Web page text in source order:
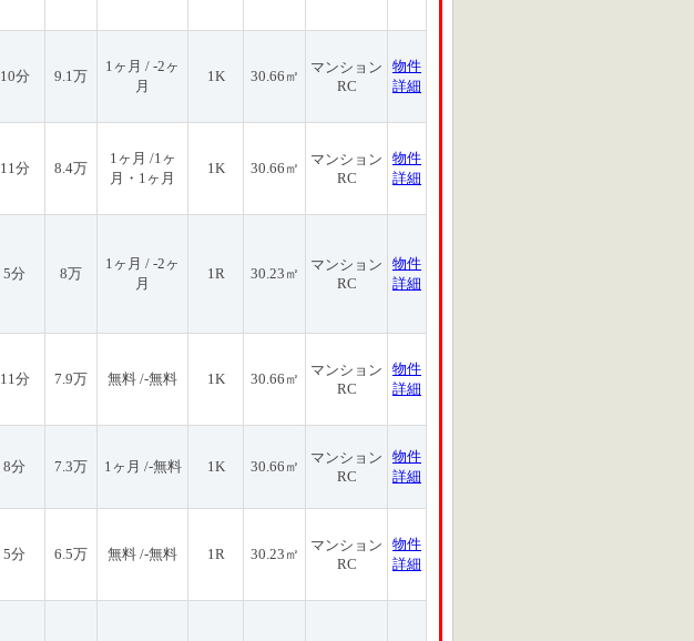
10分 9.1万
1ヶ月 / -2ヶ
月
1K 30.66㎡
マンション
RC
物件
詳細
11分 8.4万
1ヶ月 /1ヶ
月・1ヶ月
1K 30.66㎡
マンション
RC
物件
詳細
5分 8万
1ヶ月 / -2ヶ
月
1R 30.23㎡
マンション
RC
物件
詳細
11分 7.9万 無料 /-無料 1K 30.66㎡
マンション
RC
物件
詳細
8分 7.3万 1ヶ月 /-無料 1K 30.66㎡
マンション
RC
物件
詳細
5分 6.5万 無料 /-無料 1R 30.23㎡
マンション
RC
物件
詳細